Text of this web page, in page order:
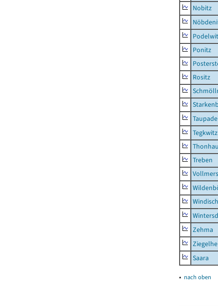
Nobitz
Ponitz
Rositz
Tegkwitz
Treben
Zehma
Saara
▴ nach oben